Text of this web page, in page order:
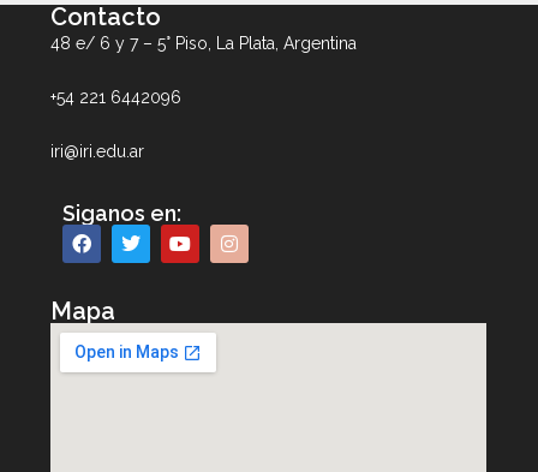
Contacto
48 e/ 6 y 7 – 5° Piso, La Plata, Argentina
+54 221 6442096
iri@iri.edu.ar
Siganos en:
Mapa